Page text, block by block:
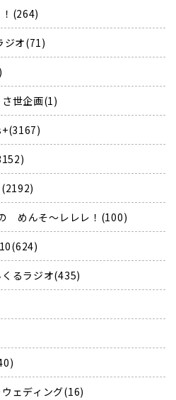
(264)
ジオ(71)
世企画(1)
めんそ～レレレ！(100)
るラジオ(435)
ェディング(16)